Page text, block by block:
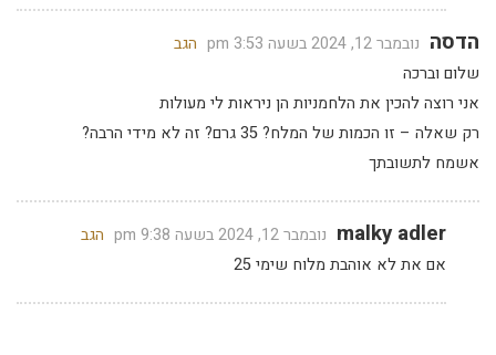
הדסה נובמבר 12, 2024 בשעה 3:53 pm
הגב
שלום וברכה
אני רוצה להכין את הלחמניות הן ניראות לי מעולות
רק שאלה – זו הכמות של המלח? 35 גרם? זה לא מידי הרבה?
אשמח לתשובתך
malky adler נובמבר 12, 2024 בשעה 9:38 pm
הגב
אם את לא אוהבת מלוח שימי 25